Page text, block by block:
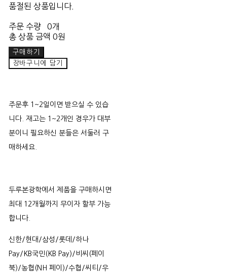
품절된 상품입니다.
주문 수량
0개
총 상품 금액 0원
구매하기
장바구니에 담기
주문후 1~2일이면 받으실 수 있습
니다. 재고는 1~2개인 경우가 대부
분이니 필요하신 분들은 서둘러 구
매하세요.
두루본광학에서 제품을 구매하시면
최대 12개월까지 무이자 할부 가능
합니다.
신한/현대/삼성/롯데/하나
Pay/KB국민(KB Pay)/비씨(페이
북)/농협(NH 페이)/수협/씨티/우